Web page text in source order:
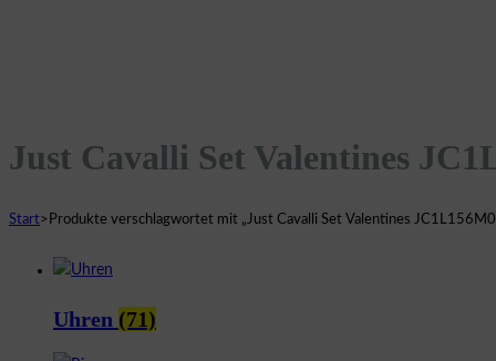
Just Cavalli Set Valentines
Start> Produkte verschlagwortet mit „Just Cavalli Set Valentines
Uhren (71)